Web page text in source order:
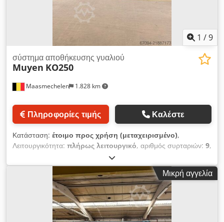
1 /9
Maasmechelen 1.828 km
σύστημα αποθήκευσης γυαλιού
Muyen KO250
Πληροφορίες τιμής Καλέστε
Κατάσταση: έτοιμο προς χρήση (μεταχειρισμένο),
Λειτουργικότητα: πλήρως λειτουργικό, αριθμός συρταριών: 9,
, συνολικό πλάτος:
συνολικό μήκος:3.850 χιλ., μήκος περονών:90 χιλ.,
Χειροκίνητη αποθήκευση με 9 θέσεις για λαμαρίνες
L3250xH1700mm, κάθε ράφι διαθέτει βάση 9εκ και
χωρητικότητα 500kg. Dedpfx Aoy N Thgjn Eekr Εξωτερικές
διαστάσεις +/-: Μ3850xΠ1610xΥ2150mm
Μικρή αγγελία